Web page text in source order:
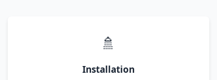
🚿
Installation